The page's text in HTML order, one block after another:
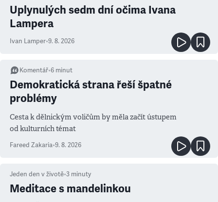
Uplynulých sedm dní očima Ivana
Lampera
Ivan Lamper•9. 8. 2026
Komentář•6 minut
Demokratická strana řeší špatné
problémy
Cesta k dělnickým voličům by měla začít ústupem
od kulturních témat
Fareed Zakaria•9. 8. 2026
Jeden den v životě•3 minuty
Meditace s mandelinkou